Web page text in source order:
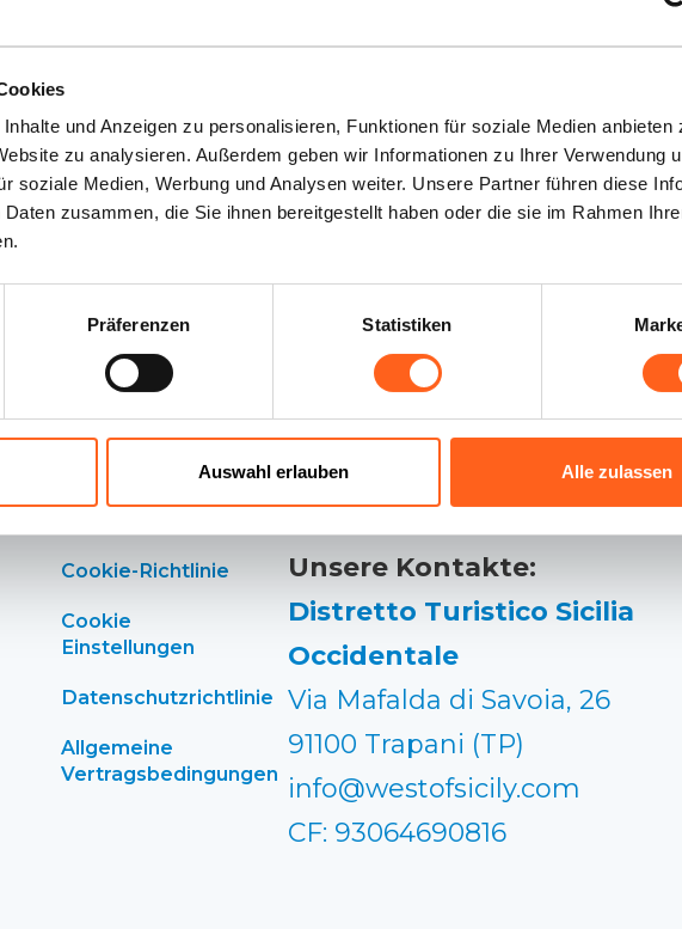
und Anzeigen zu personalisieren, Funktionen für soziale Medien anbieten
zu analysieren. Außerdem geben wir Informationen zu Ihrer Verwendung
soziale Medien, Werbung und Analysen weiter. Unsere Partner führen diese
zusammen, die Sie ihnen bereitgestellt haben oder die sie im Rahmen
Präferenzen Statistiken
Auswahl erlauben Alle zulassen
Hotel Perla Gaia
Cookie-Richtlinie
Cookie
Einstellungen
Datenschutzrichtlinie
Allgemeine
Vertragsbedingungen
Unsere Kontakte:
Distretto Turistico Sicilia
Occidentale
Via Mafalda di Savoia, 26
91100 Trapani (TP)
info@westofsicily.com
CF: 93064690816